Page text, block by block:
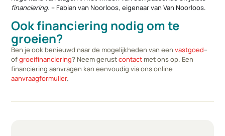
financiering. – Fabian van Noorloos, eigenaar van Van Noorloos.
Ook financiering nodig om te
groeien?
Ben je ook benieuwd naar de mogelijkheden van eenvastgoed–
ofgroeifinanciering? Neem gerustcontact met ons op. Een
financiering aanvragen kan eenvoudig via ons online
aanvraagformulier.